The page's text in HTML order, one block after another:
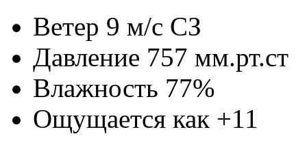
Ветер 9 м/с СЗ
Давление 757 мм.рт.ст
Влажность 77%
Ощущается как +11